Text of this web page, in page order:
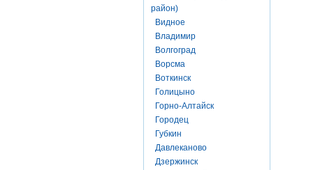
район)
Видное
Владимир
Волгоград
Ворсма
Воткинск
Голицыно
Горно-Алтайск
Городец
Губкин
Давлеканово
Дзержинск